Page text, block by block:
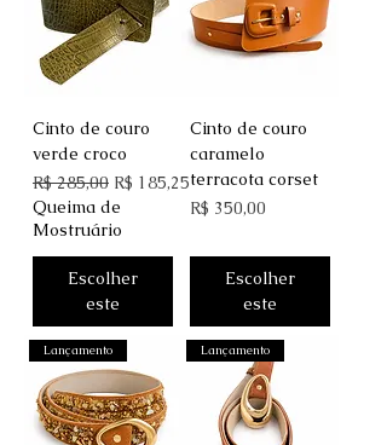
Cinto de couro
verde croco
Preço normal
R$ 285,00 Preço promocional
R$ 185,25
Queima de
Mostruário
Escolher
este
Cinto de couro
caramelo
terracota corset
Preço
R$ 350,00
Escolher
este
Lançamento Lançamento